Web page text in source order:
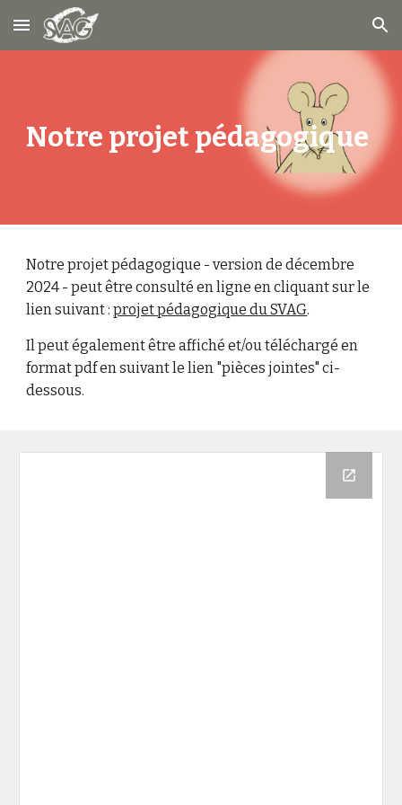
Skip to main content Skip to navigation
Notre projet pédagogique
Notre projet pédagogique - version dedécembre
2024 - peut être consulté en ligne en cliquant sur le
lien suivant : projet pédagogique du SVAG.
Il peut également être affiché et/ou téléchargé en
format pdf en suivant le lien "pièces jointes" ci-
dessous.